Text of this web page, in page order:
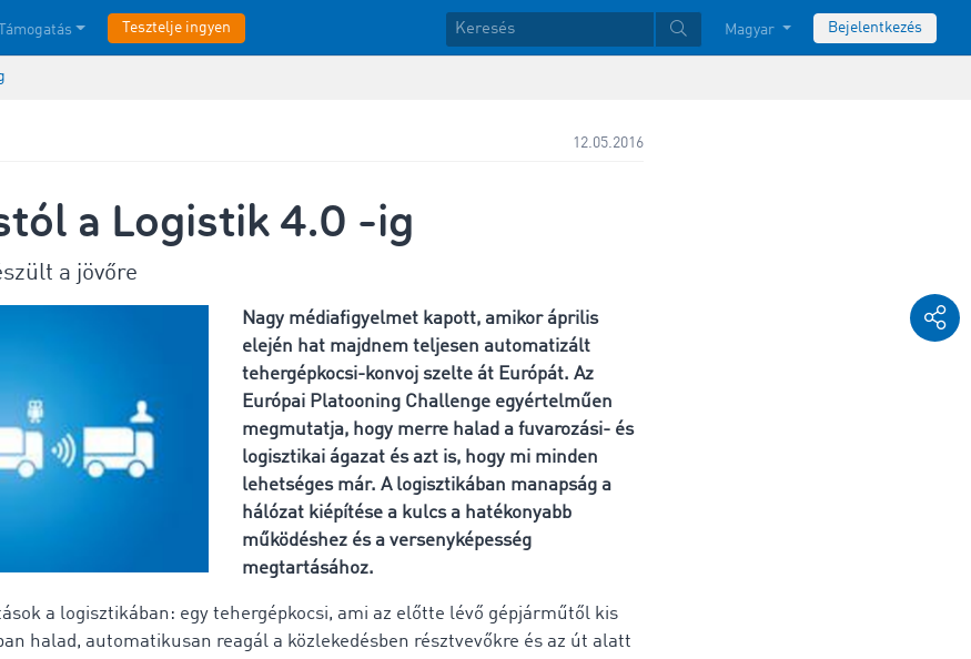
Tesztelje ingyen Magyar Bejelentkezés
12.05.2016
a Logistik 4.0 -ig
a jövőre
Nagy médiafigyelmet kapott, amikor április
elején hat majdnem teljesen automatizált
tehergépkocsi-konvoj szelte át Európát. Az
Európai Platooning Challenge egyértelműen
megmutatja, hogy merre halad a fuvarozási- és
logisztikai ágazat és azt is, hogy mi minden
lehetséges már. A logisztikában manapság a
hálózat kiépítése a kulcs a hatékonyabb
működéshez és a versenyképesség
megtartásához.
a logisztikában: egy tehergépkocsi, ami az előtte lévő gépjárműtől kis
halad, automatikusan reagál a közlekedésben résztvevőkre és az út alatt